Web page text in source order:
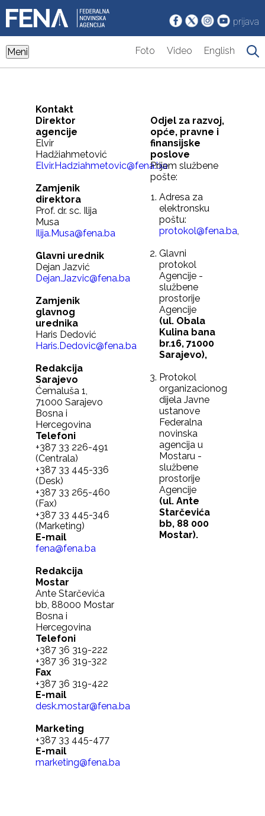
prijava
Meni Foto Video English
Kontakt
Direktor
agencije
Elvir
Hadžiahmetović
Elvir.Hadziahmetovic@fena.ba
Zamjenik
direktora
Prof. dr. sc. Ilija
Musa
Ilija.Musa@fena.ba
Glavni urednik
Dejan Jazvić
Dejan.Jazvic@fena.ba
Zamjenik
glavnog
urednika
Haris Dedović
Haris.Dedovic@fena.ba
Redakcija
Sarajevo
Ćemaluša 1,
71000 Sarajevo
Bosna i
Hercegovina
Telefoni
+387 33 226-491
(Centrala)
+387 33 445-336
(Desk)
+387 33 265-460
(Fax)
+387 33 445-346
(Marketing)
E-mail
fena@fena.ba
Redakcija
Mostar
Ante Starčevića
bb, 88000 Mostar
Bosna i
Hercegovina
Telefoni
+387 36 319-222
+387 36 319-322
Fax
+387 36 319-422
E-mail
desk.mostar@fena.ba
Marketing
+387 33 445-477
E-mail
marketing@fena.ba
Odjel za razvoj,
opće, pravne i
finansijske
poslove
Prijem službene
pošte:
Adresa za
elektronsku
poštu:
protokol@fena.ba,
Glavni
protokol
Agencije -
službene
prostorije
Agencije
(ul. Obala
Kulina bana
br.16, 71000
Sarajevo),
Protokol
organizacionog
dijela Javne
ustanove
Federalna
novinska
agencija u
Mostaru -
službene
prostorije
Agencije
(ul. Ante
Starčevića
bb, 88 000
Mostar).